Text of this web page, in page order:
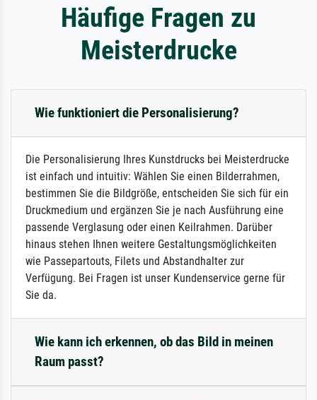
Häufige Fragen zu
Meisterdrucke
Wie funktioniert die Personalisierung?
Die Personalisierung Ihres Kunstdrucks bei Meisterdrucke
ist einfach und intuitiv: Wählen Sie einen Bilderrahmen,
bestimmen Sie die Bildgröße, entscheiden Sie sich für ein
Druckmedium und ergänzen Sie je nach Ausführung eine
passende Verglasung oder einen Keilrahmen. Darüber
hinaus stehen Ihnen weitere Gestaltungsmöglichkeiten
wie Passepartouts, Filets und Abstandhalter zur
Verfügung. Bei Fragen ist unser Kundenservice gerne für
Sie da.
Wie kann ich erkennen, ob das Bild in meinen
Raum passt?